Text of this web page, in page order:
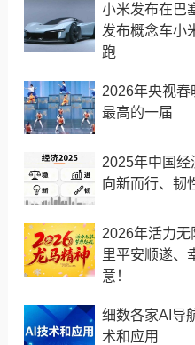
小米发布在巴
发布概念车小
跑
2026年央视春
最高的一届
2025年中国经
向新而行、韧
2026年活力
里平安顺遂、
意！
细数各家AI导
术和应用